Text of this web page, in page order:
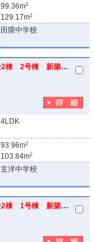
99.36m2
129.17m2
田隈中学校
【新築一戸建て】西区横浜第15 全2棟 2号棟 新築戸建
4LDK
93.96m2
103.84m2
玄洋中学校
【新築一戸建て】西区横浜第15 全2棟 1号棟 新築戸建